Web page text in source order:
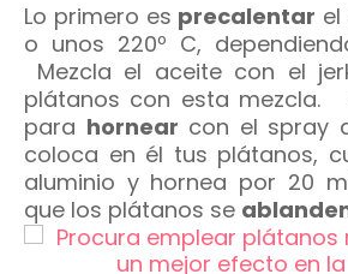
Lo primero es precalentar el
o unos 220º C,
Mezcla el aceite con el
plátanos con esta mezcla.
para hornear con el spray
coloca en él tus plátanos,
aluminio y hornea por 20
que los plátanos se